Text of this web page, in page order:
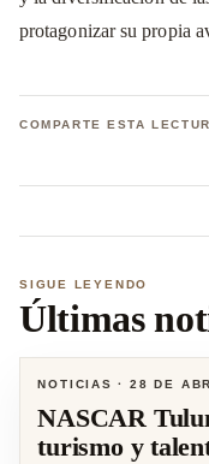
protagonizar su propia
COMPARTE ESTA
SIGUE LEYENDO
Últimas
NOTICIAS ·28 DE
NASCAR
turismo y